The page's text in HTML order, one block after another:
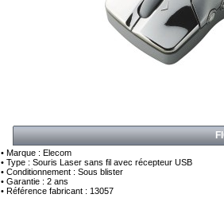
• Marque : Elecom
• Type : Souris Laser sans fil avec récepteur USB
• Conditionnement : Sous blister
• Garantie : 2 ans
• Référence fabricant : 13057